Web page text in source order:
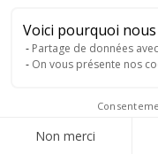
Voici pourquoi
Partage de données
On vous présente nos
Non merci
Consentement